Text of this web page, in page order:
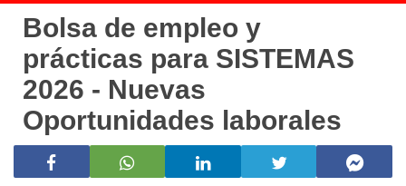
Bolsa de empleo y
prácticas para SISTEMAS
2026 - Nuevas
Oportunidades laborales